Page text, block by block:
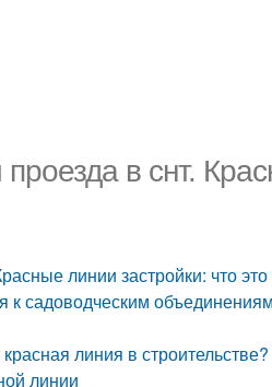
в снт.
линии застройки: что это
к садоводческим
линия в строительстве?
линии